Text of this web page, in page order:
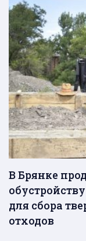
В Брянке
для сбора
отходов